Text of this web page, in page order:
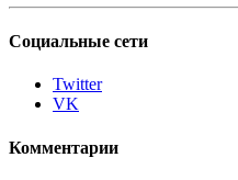
Социальные сети
Twitter
VK
Комментарии